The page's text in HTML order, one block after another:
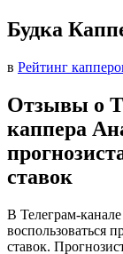
Будка
в Рейтинг
Отзывы о
каппера
ставок
В Телеграм-
воспользоваться
ставок.